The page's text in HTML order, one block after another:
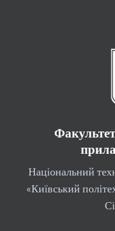
Національний
«Київський